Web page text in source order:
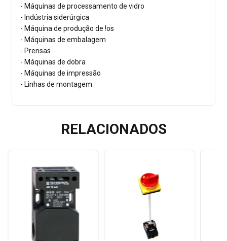
- Máquinas de processamento de vidro
- Indústria siderúrgica
- Máquina de produção de !os
- Máquinas de embalagem
- Prensas
- Máquinas de dobra
- Máquinas de impressão
- Linhas de montagem
RELACIONADOS